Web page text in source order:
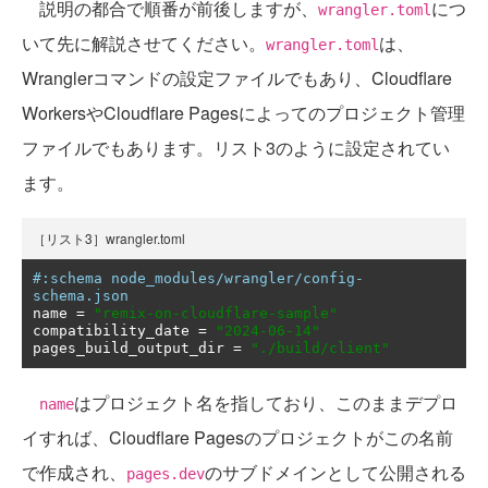
説明の都合で順番が前後しますが、 wrangler.toml につ
いて先に解説させてください。
wrangler.toml は、
Wranglerコマンドの設定ファイルでもあり、Cloudflare
WorkersやCloudflare Pagesによってのプロジェクト管理
ファイルでもあります。リスト3のように設定されてい
ます。
［リスト3］wrangler.toml
#:schema node_modules/wrangler/config-
schema.json
name =
"remix-on-cloudflare-sample"
compatibility_date =
"2024-06-14"
pages_build_output_dir = "./build/client"
nameはプロジェクト名を指しており、このままデプロ
イすれば、Cloudflare Pagesのプロジェクトがこの名前
で作成され、
pages.devのサブドメインとして公開される